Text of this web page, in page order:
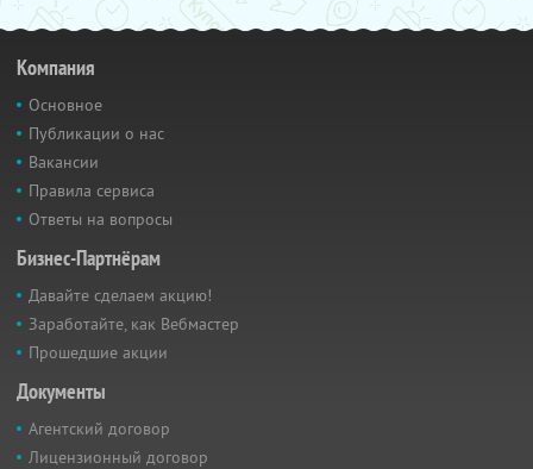
Компания
Основное
Публикации о нас
Вакансии
Правила сервиса
Ответы на вопросы
Бизнес-Партнёрам
Давайте сделаем акцию!
Заработайте, как Вебмастер
Прошедшие акции
Документы
Агентский договор
Лицензионный договор